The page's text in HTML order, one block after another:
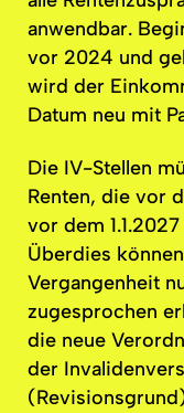
anwendbar.
vor 2024 und
wird der
Datum neu mit
Die IV-Stellen
Renten, die vor
vor dem
Überdies
Vergangenheit
zugesprochen
die neue
der